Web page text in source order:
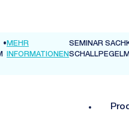
•MEHR
INFORMATIONEN
SEMINAR